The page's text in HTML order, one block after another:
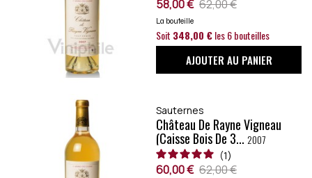
58,00 € 62,00 €
La bouteille
Soit 348,00 €les 6 bouteilles
AJOUTER AU PANIER
Sauternes
Château De Rayne Vigneau
(caisse Bois De 3... 2007
1
60,00 € 62,00 €